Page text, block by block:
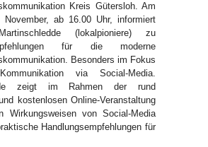
Kreis Gütersloh. Am
November, ab 16.00 Uhr, informiert
(lokalpioniere) zu
für die moderne
Besonders im Fokus
via Social-Media.
zeigt im Rahmen der rund
kostenlosen Online-Veranstaltung
Wirkungsweisen von Social-Media
Handlungsempfehlungen für